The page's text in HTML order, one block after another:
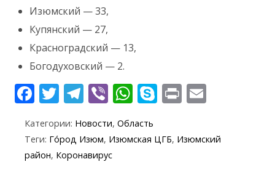
Изюмский — 33,
Купянский — 27,
Красноградский — 13,
Богодуховский — 2.
F
e
b
T
itt
er
T
e
gr
Vi
er
W
at
S
y
p
Pr
t ai
Категории: Новости, Область
Теги: Го́род Изюм, Изюмская ЦГБ, Изюмский
район, Коронавирус